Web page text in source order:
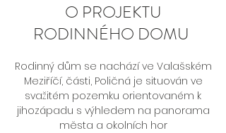
O PROJEKTU
RODINNÉHO DOMU
Rodinný dům se nachází ve Valašském
Meziříčí, části, Poličná je situován ve
svažitém pozemku orientovaném k
jihozápadu s výhledem na panorama
města a okolních hor